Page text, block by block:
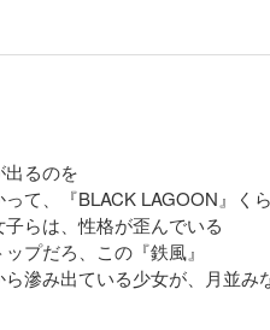
るのを
て、『BLACK LAGOON』く
らは、性格が歪んでいる
プだろ、この『鉄風』
滲み出ている少女が、月並み